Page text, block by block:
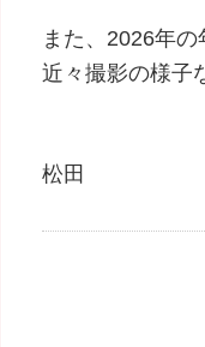
また、2026年
近々撮影の様子
松田